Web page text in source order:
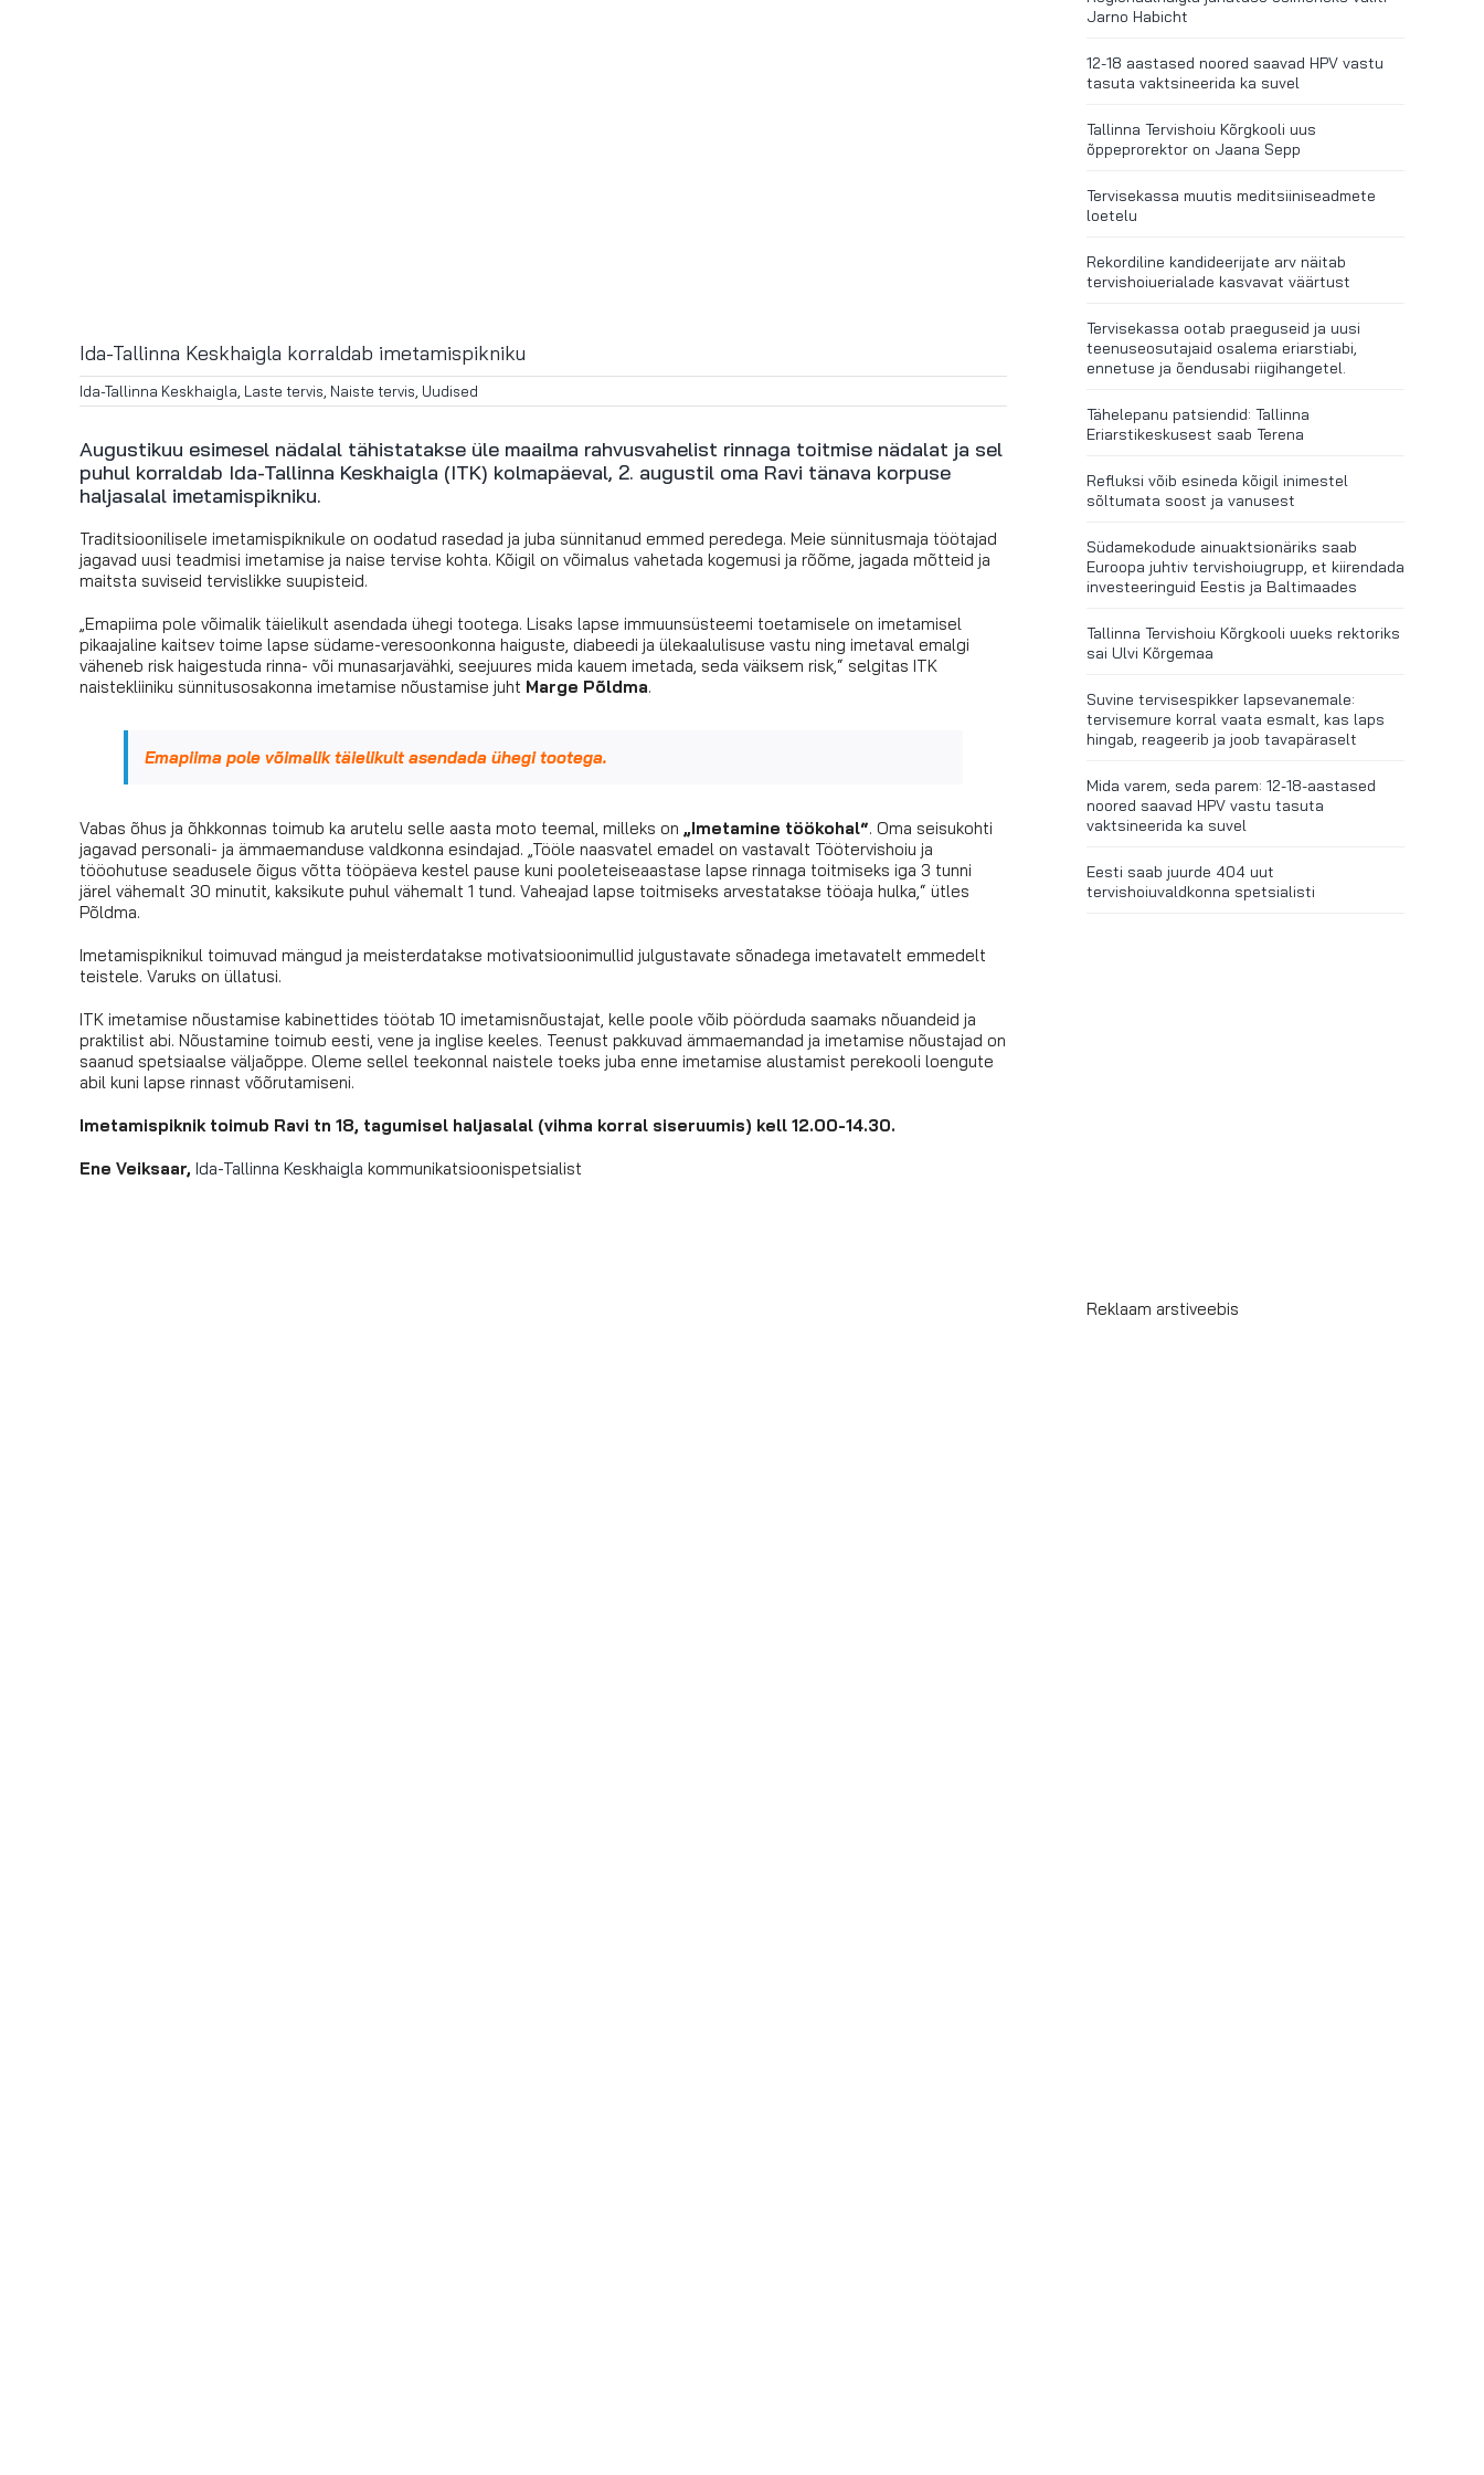
Ida-Tallinna Keskhaigla korraldab imetamispikniku
Ida-Tallinna Keskhaigla Laste tervis Naiste tervis Uudised
Augustikuu esimesel nädalal tähistatakse üle maailma rahvusvahelist rinnaga toitmise nädalat ja sel
puhul korraldab Ida-Tallinna Keskhaigla (ITK) kolmapäeval, 2. augustil oma Ravi tänava korpuse
haljasalal imetamispikniku.
Traditsioonilisele imetamispiknikule on oodatud rasedad ja juba sünnitanud emmed peredega. Meie sünnitusmaja töötajad
jagavad uusi teadmisi imetamise ja naise tervise kohta. Kõigil on võimalus vahetada kogemusi ja rõõme, jagada mõtteid ja
maitsta suviseid tervislikke suupisteid.
„Emapiima pole võimalik täielikult asendada ühegi tootega. Lisaks lapse immuunsüsteemi toetamisele on imetamisel
pikaajaline kaitsev toime lapse südame-veresoonkonna haiguste, diabeedi ja ülekaalulisuse vastu ning imetaval emalgi
väheneb risk haigestuda rinna- või munasarjavähki, seejuures mida kauem imetada, seda väiksem risk,“ selgitas ITK
naistekliiniku sünnitusosakonna imetamise nõustamise juht Marge Põldma.
Emapiima pole võimalik täielikult asendada ühegi tootega.
Vabas õhus ja õhkkonnas toimub ka arutelu selle aasta moto teemal, milleks on „Imetamine töökohal“. Oma seisukohti
jagavad personali- ja ämmaemanduse valdkonna esindajad. „Tööle naasvatel emadel on vastavalt Töötervishoiu ja
tööohutuse seadusele õigus võtta tööpäeva kestel pause kuni pooleteiseaastase lapse rinnaga toitmiseks iga 3 tunni
järel vähemalt 30 minutit, kaksikute puhul vähemalt 1 tund. Vaheajad lapse toitmiseks arvestatakse tööaja hulka,“ ütles
Põldma.
Imetamispiknikul toimuvad mängud ja meisterdatakse motivatsioonimullid julgustavate sõnadega imetavatelt emmedelt
teistele. Varuks on üllatusi.
ITK imetamise nõustamise kabinettides töötab 10 imetamisnõustajat, kelle poole võib pöörduda saamaks nõuandeid ja
praktilist abi. Nõustamine toimub eesti, vene ja inglise keeles. Teenust pakkuvad ämmaemandad ja imetamise nõustajad on
saanud spetsiaalse väljaõppe. Oleme sellel teekonnal naistele toeks juba enne imetamise alustamist perekooli loengute
abil kuni lapse rinnast võõrutamiseni.
Imetamispiknik toimub Ravi tn 18, tagumisel haljasalal (vihma korral siseruumis) kell 12.00-14.30.
Ene Veiksaar, Ida-Tallinna Keskhaigla kommunikatsioonispetsialist
Jarno Habicht
12-18 aastased noored saavad HPV vastu
tasuta vaktsineerida ka suvel
Tallinna Tervishoiu Kõrgkooli uus
õppeprorektor on Jaana Sepp
Tervisekassa muutis meditsiiniseadmete
loetelu
Rekordiline kandideerijate arv näitab
tervishoiuerialade kasvavat väärtust
Tervisekassa ootab praeguseid ja uusi
teenuseosutajaid osalema eriarstiabi,
ennetuse ja õendusabi riigihangetel.
Tähelepanu patsiendid: Tallinna
Eriarstikeskusest saab Terena
Refluksi võib esineda kõigil inimestel
sõltumata soost ja vanusest
Südamekodude ainuaktsionäriks saab
Euroopa juhtiv tervishoiugrupp, et kiirendada
investeeringuid Eestis ja Baltimaades
Tallinna Tervishoiu Kõrgkooli uueks rektoriks
sai Ulvi Kõrgemaa
Suvine tervisespikker lapsevanemale:
tervisemure korral vaata esmalt, kas laps
hingab, reageerib ja joob tavapäraselt
Mida varem, seda parem: 12-18-aastased
noored saavad HPV vastu tasuta
vaktsineerida ka suvel
Eesti saab juurde 404 uut
tervishoiuvaldkonna spetsialisti
Reklaam arstiveebis